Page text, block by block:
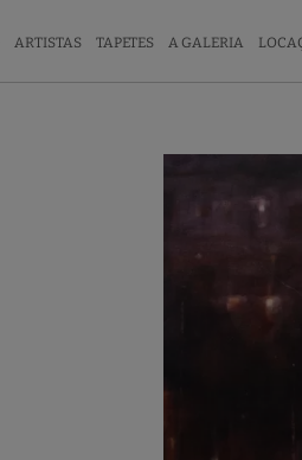
ARTISTAS TAPETES A GALERIA